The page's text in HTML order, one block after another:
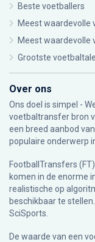
Beste voetballers
Meest waardevolle
Meest waardevolle
Grootste
Over ons
Ons doel is simpel -
voetbaltransfer bron
een breed aanbod
populaire onderwerp
FootballTransfers
komen in de enorme
realistische op
beschikbaar te
SciSports
De waarde van een